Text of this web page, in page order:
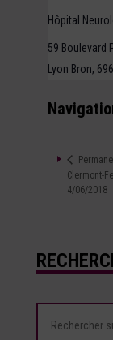
Hôpital
59 Boulevard
Lyon Bron,
Clermont-
4/06/2018